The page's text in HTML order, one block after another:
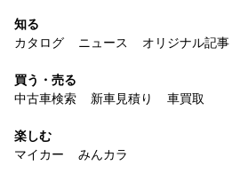
知る
カタログ
ニュース オリジナル記事
買う・売る
中古車検索
新車見積り 車買取
楽しむ
マイカー
みんカラ